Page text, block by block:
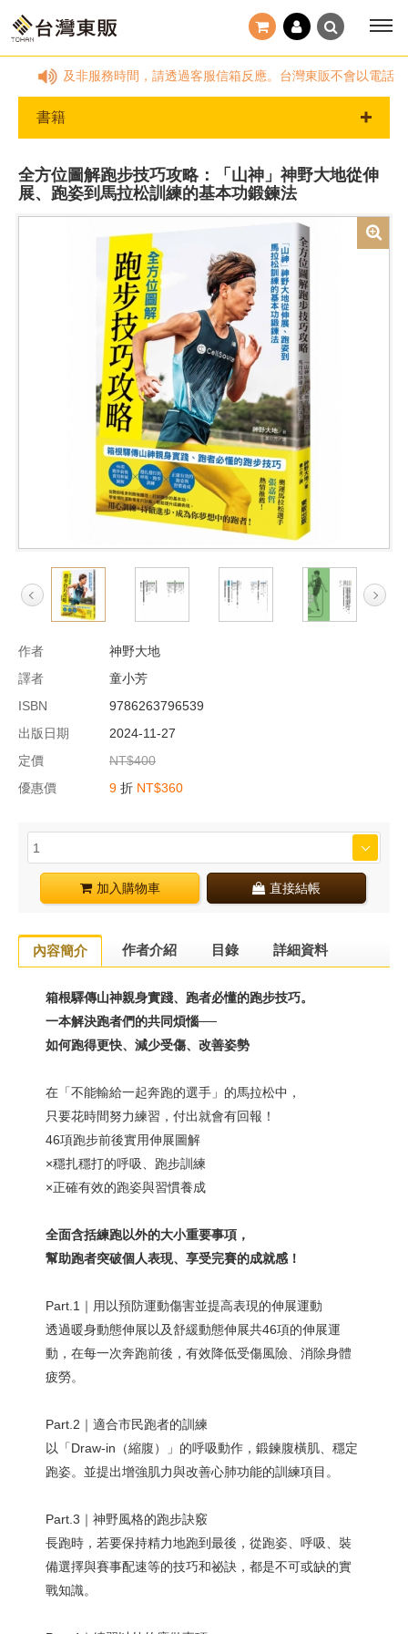
日及非服務時間，請透過客服信箱反應。台灣東販不會以電話告知
書籍
全方位圖解跑步技巧攻略：「山神」神野大地從伸
展、跑姿到馬拉松訓練的基本功鍛鍊法
作者
神野大地
譯者
童小芳
ISBN
9786263796539
出版日期
2024-11-27
定價
NT$400
優惠價
9 折 NT$360
加入購物車 直接結帳
內容簡介 作者介紹 目錄 詳細資料
箱根驛傳山神親身實踐、跑者必懂的跑步技巧。
一本解決跑者們的共同煩惱──
如何跑得更快、減少受傷、改善姿勢
在「不能輸給一起奔跑的選手」的馬拉松中，
只要花時間努力練習，付出就會有回報！
46項跑步前後實用伸展圖解
×穩扎穩打的呼吸、跑步訓練
×正確有效的跑姿與習慣養成
全面含括練跑以外的大小重要事項，
幫助跑者突破個人表現、享受完賽的成就感！
Part.1｜用以預防運動傷害並提高表現的伸展運動
透過暖身動態伸展以及舒緩動態伸展共46項的伸展運
動，在每一次奔跑前後，有效降低受傷風險、消除身體
疲勞。
Part.2｜適合市民跑者的訓練
以「Draw-in（縮腹）」的呼吸動作，鍛鍊腹橫肌、穩定
跑姿。並提出增強肌力與改善心肺功能的訓練項目。
Part.3｜神野風格的跑步訣竅
長跑時，若要保持精力地跑到最後，從跑姿、呼吸、裝
備選擇與賽事配速等的技巧和祕訣，都是不可或缺的實
戰知識。